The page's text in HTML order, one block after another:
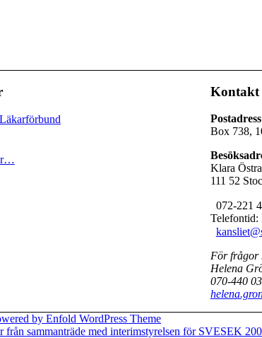
Kontakt
Box 738,
Klara
111 52
072-221
Telefontid:
För frågor
Helena
070-440
by Enfold WordPress Theme
från sammanträde med interimstyrelsen för SVESEK